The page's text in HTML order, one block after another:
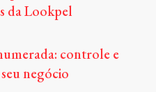
da Lookpel
controle e
negócio